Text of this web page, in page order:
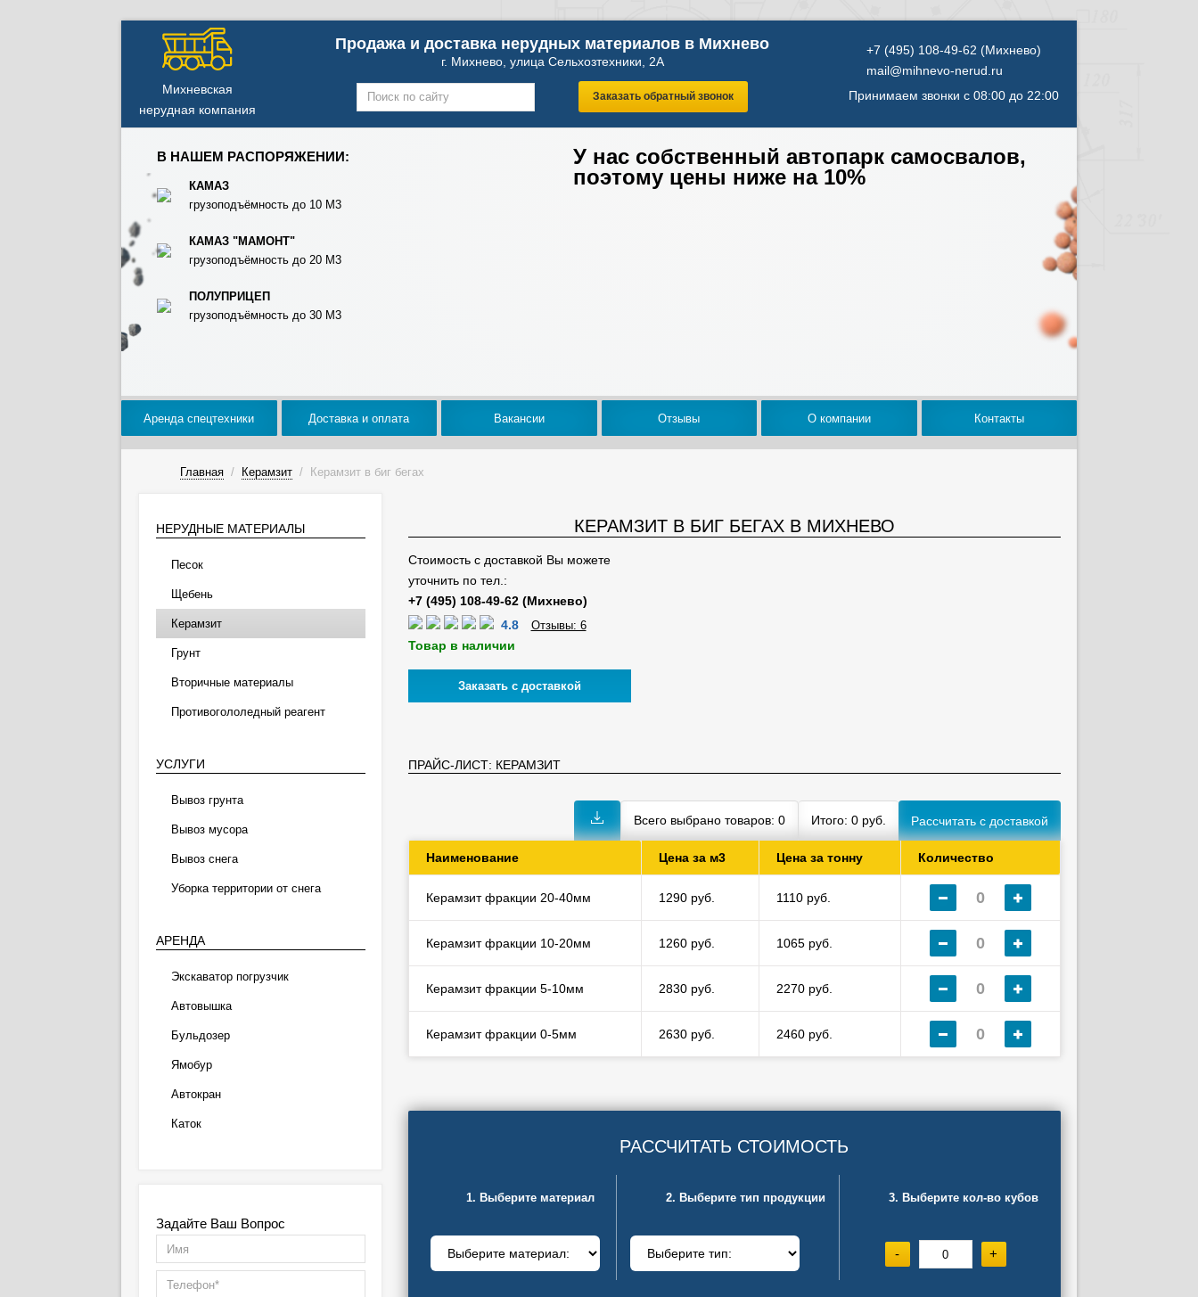
Михневская
нерудная компания
Продажа и доставка нерудных материалов в Михнево
г. Михнево, улица Сельхозтехники, 2А
Заказать обратный звонок
mail@mihnevo-nerud.ru
Принимаем звонки с 08:00 до 22:00
В НАШЕМ РАСПОРЯЖЕНИИ:
КАМАЗ
грузоподъёмность до 10 М3
КАМАЗ "МАМОНТ"
грузоподъёмность до 20 М3
ПОЛУПРИЦЕП
грузоподъёмность до 30 М3
У нас собственный автопарк самосвалов,
поэтому цены ниже на 10%
Аренда спецтехники Доставка и оплата Вакансии Отзывы О компании Контакты
Главная / Керамзит / Керамзит в биг бегах
КЕРАМЗИТ В БИГ БЕГАХ В МИХНЕВО
Стоимость с доставкой Вы можете
уточнить по тел.:
4.8 Отзывы: 6
Товар в наличии
Заказать с доставкой
ПРАЙС-ЛИСТ: КЕРАМЗИТ
Всего выбрано товаров: 0 Итого: 0руб.
Наименование Цена за м3 Цена за тонну Количество
Керамзит фракции 20-40мм 1290 руб. 1110 руб.
Керамзит фракции 10-20мм 1260 руб. 1065 руб.
Керамзит фракции 5-10мм 2830 руб. 2270 руб.
Керамзит фракции 0-5мм 2630 руб. 2460 руб.
РАССЧИТАТЬ СТОИМОСТЬ
1. Выберите материал 2. Выберите тип продукции 3. Выберите кол-во кубов
- +
НЕРУДНЫЕ МАТЕРИАЛЫ
Песок
Щебень
Керамзит
Грунт
Вторичные материалы
Противогололедный реагент
УСЛУГИ
Вывоз грунта
Вывоз мусора
Вывоз снега
Уборка территории от снега
АРЕНДА
Экскаватор погрузчик
Автовышка
Бульдозер
Ямобур
Автокран
Каток
Задайте Ваш Вопрос